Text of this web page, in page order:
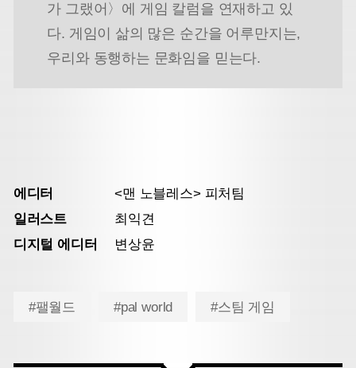
가 그랬어〉에 게임 칼럼을 연재하고 있
다. 게임이 삶의 많은 순간을 어루만지는,
우리와 동행하는 문화임을 믿는다.
에디터
<맨 노블레스> 피처팀
일러스트
최익견
디지털 에디터
변상윤
#팰월드 #pal world #스팀 게임